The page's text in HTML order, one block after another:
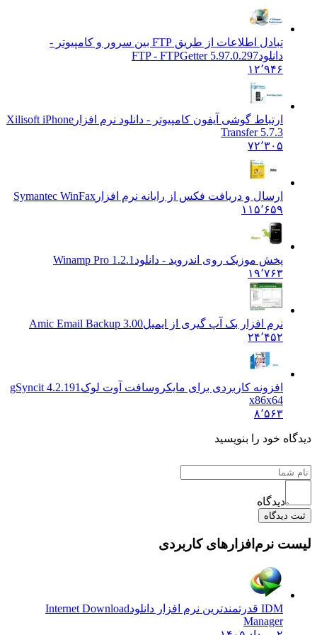
تبادل اطلاعات از طریق FTP بین سرور و کامپیوتر -
FTP - FTPGetter 5.97.0.297
۱۲٬۹۴۶
ارتباط گوشی آیفون کامپیوتر - دانلود نرم افزار Xilisoft iPhone
Transfer 5.7.3
۷۲٬۳۰۵
ارسال و دریافت فکس از رایانه نرم افزار Symantec WinFax
۱۱۵٬۶۵۹
پخش موزیک روی اندروید - دانلود Winamp Pro 1.2.1
۱۹٬۷۶۳
نرم افزار بک آپ گیری از ایمیل
Amic Email Backup 3.00
۲۴٬۴۵۲
افزونه کاربردی برای مایکروسافت آوت لوکgSyncit 4.2.191
x86x64
۸٬۵۶۳
خود را بنویسید
دیدگاه
نرم‌افزارهای کاربردی
Internet Download
Manager